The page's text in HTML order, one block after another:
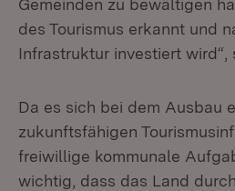
Gemeinden zu bewältigen
des Tourismus erkannt und
Infrastruktur investiert wird“,
Da es sich bei dem Ausbau
zukunftsfähigen
freiwillige kommunale
wichtig, dass das Land